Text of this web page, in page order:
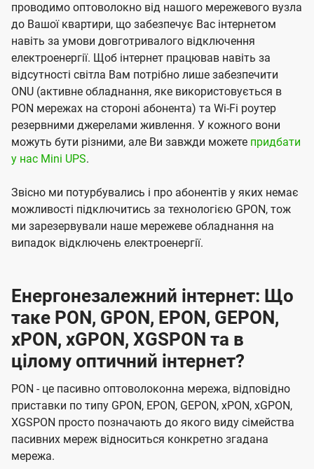
проводимо оптоволокно від нашого мережевого вузла
до Вашої квартири, що забезпечує Вас інтернетом
навіть за умови довготривалого відключення
електроенергії. Щоб інтернет працював навіть за
відсутності світла Вам потрібно лише забезпечити
ONU (активне обладнання, яке використовується в
PON мережах на стороні абонента) та Wi-Fi роутер
резервними джерелами живлення. У кожного вони
можуть бути різними, але Ви завжди можете придбати
у нас Mini UPS.
Звісно ми потурбувались і про абонентів у яких немає
можливості підключитись за технологією GPON, тож
ми зарезервували наше мережеве обладнання на
випадок відключень електроенергії.
Енергонезалежний інтернет: Що
таке PON, GPON, EPON, GEPON,
xPON, xGPON, XGSPON та в
цілому оптичний інтернет?
PON - це пасивно оптоволоконна мережа, відповідно
приставки по типу GPON, EPON, GEPON, xPON, xGPON,
XGSPON просто позначають до якого виду сімейства
пасивних мереж відноситься конкретно згадана
мережа.